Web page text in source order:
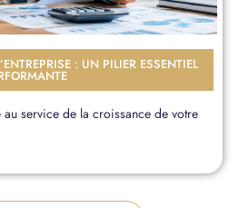
: UN PILIER ESSENTIEL
service de la croissance de votre